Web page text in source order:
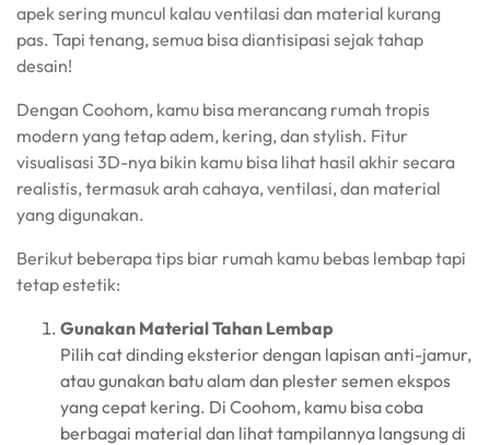
apek sering muncul kalau ventilasi dan material kurang
pas. Tapi tenang, semua bisa diantisipasi sejak tahap
desain!
Dengan Coohom, kamu bisa merancang rumah tropis
modern yang tetap adem, kering, dan stylish. Fitur
visualisasi 3D-nya bikin kamu bisa lihat hasil akhir secara
realistis, termasuk arah cahaya, ventilasi, dan material
yang digunakan.
Berikut beberapa tips biar rumah kamu bebas lembap tapi
tetap estetik:
Gunakan Material Tahan Lembap
Pilih cat dinding eksterior dengan lapisan anti-jamur,
atau gunakan batu alam dan plester semen ekspos
yang cepat kering. Di Coohom, kamu bisa coba
berbagai material dan lihat tampilannya langsung di